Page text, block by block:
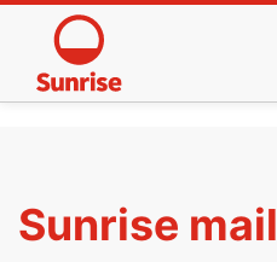
Sunrise mail